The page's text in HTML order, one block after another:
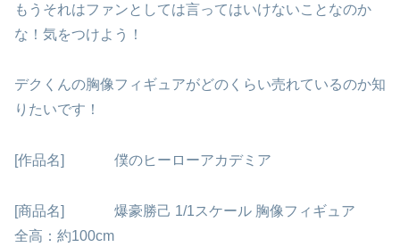
もうそれはファンとしては言ってはいけないことなのか
な！気をつけよう！
デクくんの胸像フィギュアがどのくらい売れているのか知
りたいです！
[作品名] 僕のヒーローアカデミア
[商品名] 爆豪勝己 1/1スケール 胸像フィギュア
全高：約100cm